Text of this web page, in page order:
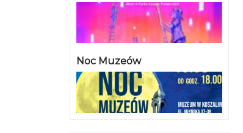
Noc Muzeów